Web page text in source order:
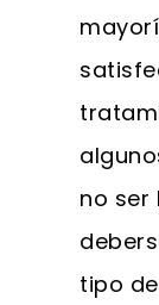
no ser
tipo